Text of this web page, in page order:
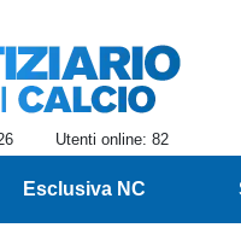
Utenti online: 82
Esclusiva NC